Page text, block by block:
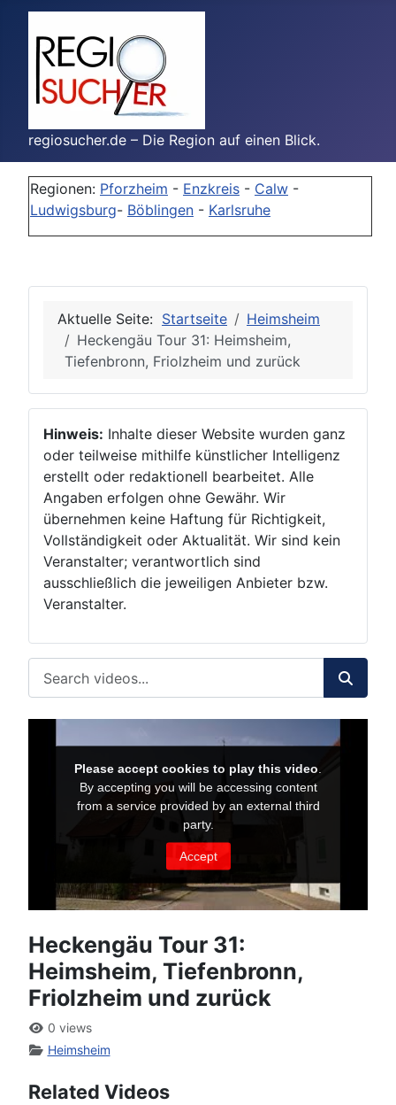
regiosucher.de – Die Region auf einen Blick.
Regionen: Pforzheim - Enzkreis - Calw -
Ludwigsburg- Böblingen - Karlsruhe
Aktuelle Seite: Startseite
Heimsheim
Heckengäu Tour 31: Heimsheim,
Tiefenbronn, Friolzheim und zurück
Hinweis: Inhalte dieser Website wurden ganz
oder teilweise mithilfe künstlicher Intelligenz
erstellt oder redaktionell bearbeitet. Alle
Angaben erfolgen ohne Gewähr. Wir
übernehmen keine Haftung für Richtigkeit,
Vollständigkeit oder Aktualität. Wir sind kein
Veranstalter; verantwortlich sind
ausschließlich die jeweiligen Anbieter bzw.
Veranstalter.
Heckengäu Tour 31:
Heimsheim, Tiefenbronn,
Friolzheim und zurück
0 views
Heimsheim
Related Videos